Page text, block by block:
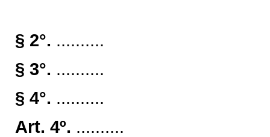
§ 2°. ..........
§ 3°. ..........
§ 4°. ..........
Art. 4º. ..........